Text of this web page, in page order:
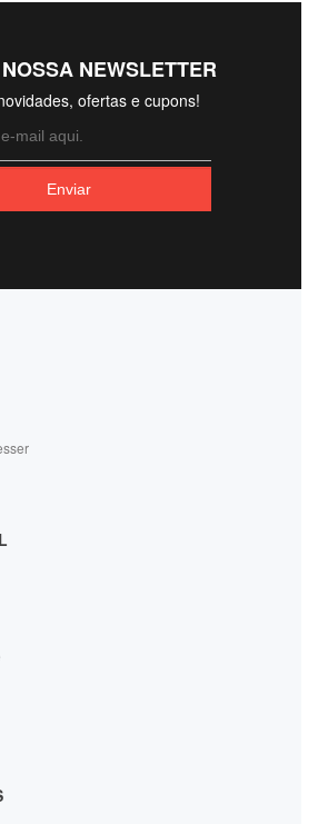
NEWSLETTER
ofertas e cupons!